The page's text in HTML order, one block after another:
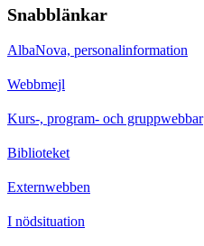
Snabblänkar
AlbaNova, personalinformation
Webbmejl
Kurs-, program- och gruppwebbar
Biblioteket
Externwebben
I nödsituation